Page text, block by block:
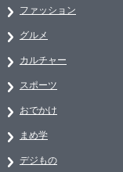
ファッション
グルメ
カルチャー
スポーツ
おでかけ
まめ学
デジもの